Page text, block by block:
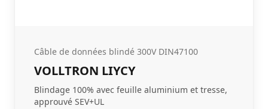
Câble de données blindé 300V DIN47100
VOLLTRON LIYCY
Blindage 100% avec feuille aluminium et tresse,
approuvé SEV+UL